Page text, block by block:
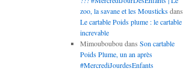
zoo, la savane et les Mousticksdans
Le cartable Poids plume : le cartable
increvable
Mimoubouboudans Son cartable
Poids Plume, un an après
#MercrediJourdesEnfants